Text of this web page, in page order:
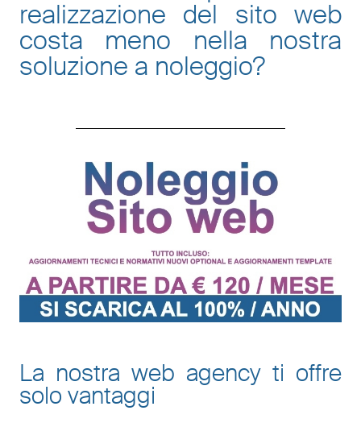
realizzazione del sito web
costa meno nella nostra
soluzione a noleggio?
La nostra web agency ti offre
solo vantaggi